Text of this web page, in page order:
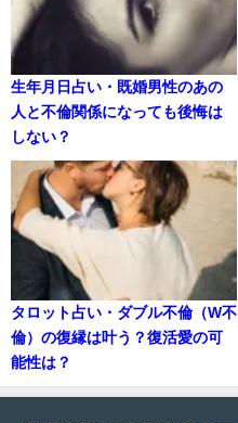
生年月日占い・既婚男性のあの
人と不倫関係になっても後悔は
しない？
タロット占い・ダブル不倫（W不
倫）の復縁は叶う？復活愛の可
能性は？